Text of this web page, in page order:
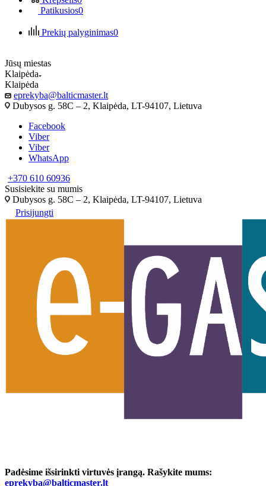
Patikusios0
Prekių palyginimas0
Jūsų miestas
Klaipėda
Klaipėda
eprekyba@balticmaster.lt
Dubysos g. 58C – 2, Klaipėda, LT-94107, Lietuva
Facebook
Viber
Viber
WhatsApp
+370 610 60936
Susisiekite su mumis
Dubysos g. 58C – 2, Klaipėda, LT-94107, Lietuva
Prisijungti
Padėsime išsirinkti virtuvės įrangą. Rašykite mums:
eprekyba@balticmaster.lt